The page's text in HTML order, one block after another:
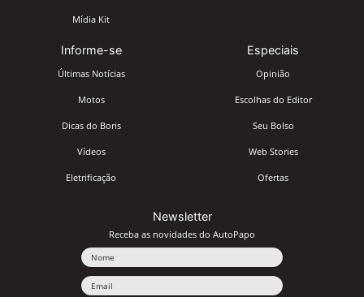
Mídia Kit
Informe-se
Últimas Notícias
Motos
Dicas do Boris
Vídeos
Eletrificação
Especiais
Opinião
Escolhas do Editor
Seu Bolso
Web Stories
Ofertas
Newsletter
Receba as novidades do AutoPapo